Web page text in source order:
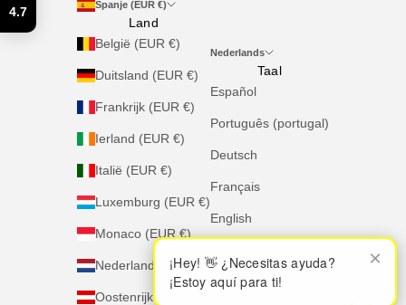
Spanje (EUR €)
Land
België (EUR €)
Duitsland (EUR €)
Frankrijk (EUR €)
Ierland (EUR €)
Italië (EUR €)
Luxemburg (EUR €)
Monaco (EUR €)
Nederland (EUR €)
Oostenrijk (EUR €)
Nederlands
Taal
Español
Português (portugal)
Deutsch
Français
English
Nederlands
4.7
¡Hey! 👋 ¿Necesitas ayuda?
¡Estoy aquí para ti!
×
¡Hey! 👋 ¿Necesitas ayuda?
¡Estoy aquí para ti!
×